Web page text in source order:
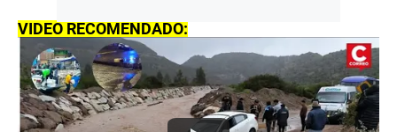
VIDEO RECOMENDADO: